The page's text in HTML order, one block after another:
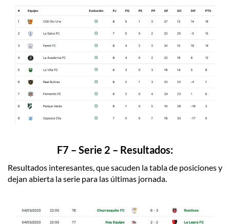
F7 – Serie 2 – Resultados:
Resultados interesantes, que sacuden la tabla de posiciones y
dejan abierta la serie para las últimas jornada.